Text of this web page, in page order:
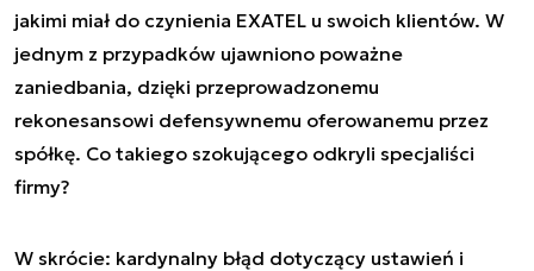
jakimi miał do czynienia EXATEL u swoich klientów. W
jednym z przypadków ujawniono poważne
zaniedbania, dzięki przeprowadzonemu
rekonesansowi defensywnemu oferowanemu przez
spółkę. Co takiego szokującego odkryli specjaliści
firmy?
W skrócie: kardynalny błąd dotyczący ustawień i